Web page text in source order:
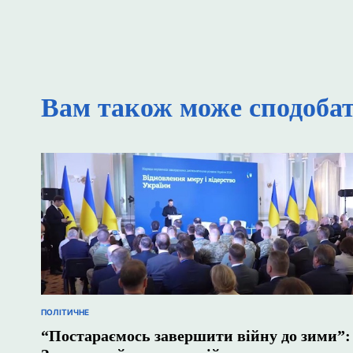
Вам також може
ОПУБЛІКУВАТИ
ПОЛІТИЧНЕ
“Постараємось завершити війну до зими”: